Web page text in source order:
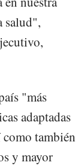
salud",
"más
adaptadas
también
y mayor